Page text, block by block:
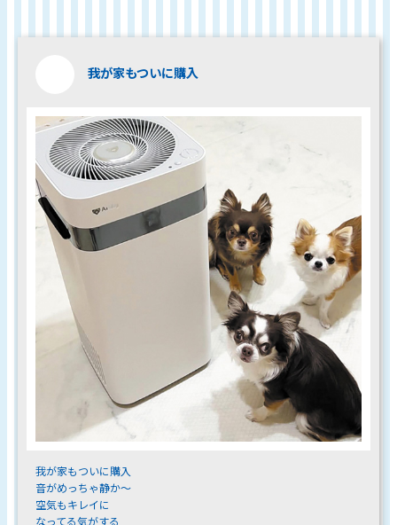
我が家もついに購入
我が家もついに購入
音がめっちゃ静か〜
空気もキレイに